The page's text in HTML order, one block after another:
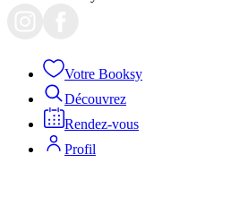
Votre Booksy
Découvrez
Rendez-vous
Profil